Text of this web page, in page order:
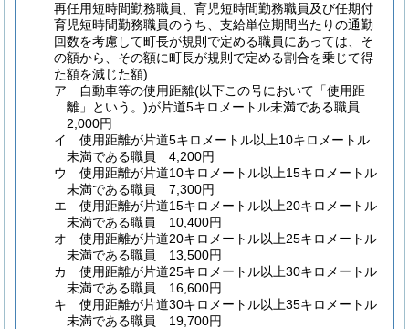
再任用短時間勤務職員、育児短時間勤務職員及び任期付
育児短時間勤務職員のうち、支給単位期間当たりの通勤
回数を考慮して町長が規則で定める職員にあっては、そ
の額から、その額に町長が規則で定める割合を乗じて得
た額を減じた額)
ア
自動車等の使用距離(以下この号において「使用距
離」という。)が片道5キロメートル未満である職員
2,000円
イ
使用距離が片道5キロメートル以上10キロメートル
未満である職員 4,200円
ウ
使用距離が片道10キロメートル以上15キロメートル
未満である職員 7,300円
エ
使用距離が片道15キロメートル以上20キロメートル
未満である職員 10,400円
オ
使用距離が片道20キロメートル以上25キロメートル
未満である職員 13,500円
カ
使用距離が片道25キロメートル以上30キロメートル
未満である職員 16,600円
キ
使用距離が片道30キロメートル以上35キロメートル
未満である職員 19,700円